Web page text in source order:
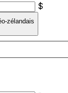
$
zélandais